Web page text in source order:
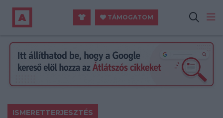
TÁMOGATOM
ISMERETTERJESZTÉS